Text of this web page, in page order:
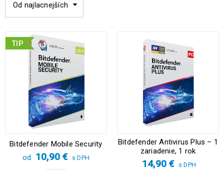
Od najlacnejších
TIP
Bitdefender Mobile Security
od
10,90€ s DPH
Bitdefender Antivirus Plus – 1
zariadenie, 1 rok
14,90€ s DPH